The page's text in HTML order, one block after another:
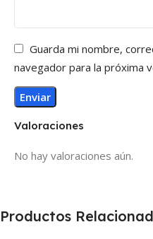
Valoraciones
No hay valoraciones aún.
Guarda mi nombre,
navegador para la próxima
Productos